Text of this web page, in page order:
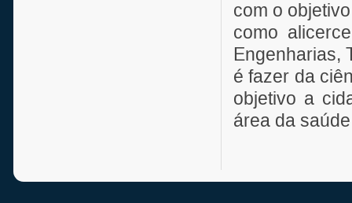
com o
como
Engenharias,
é fazer da
objetivo a
área da